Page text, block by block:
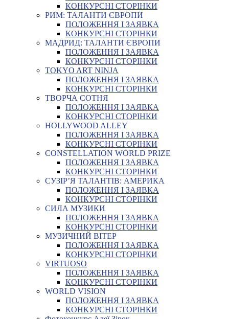
КОНКУРСНІ СТОРІНКИ
РИМ: ТАЛАНТИ ЄВРОПИ
ПОЛОЖЕННЯ І ЗАЯВКА
КОНКУРСНІ СТОРІНКИ
МАДРИД: ТАЛАНТИ ЄВРОПИ
ПОЛОЖЕННЯ І ЗАЯВКА
КОНКУРСНІ СТОРІНКИ
TOKYO ART NINJA
ПОЛОЖЕННЯ І ЗАЯВКА
КОНКУРСНІ СТОРІНКИ
ТВОРЧА СОТНЯ
ПОЛОЖЕННЯ І ЗАЯВКА
КОНКУРСНІ СТОРІНКИ
HOLLYWOOD ALLEY
ПОЛОЖЕННЯ І ЗАЯВКА
КОНКУРСНІ СТОРІНКИ
CONSTELLATION WORLD PRIZE
ПОЛОЖЕННЯ І ЗАЯВКА
КОНКУРСНІ СТОРІНКИ
СУЗІР’Я ТАЛАНТІВ: АМЕРИКА
ПОЛОЖЕННЯ І ЗАЯВКА
КОНКУРСНІ СТОРІНКИ
СИЛА МУЗИКИ
ПОЛОЖЕННЯ І ЗАЯВКА
КОНКУРСНІ СТОРІНКИ
МУЗИЧНИЙ ВІТЕР
ПОЛОЖЕННЯ І ЗАЯВКА
КОНКУРСНІ СТОРІНКИ
VIRTUOSO
ПОЛОЖЕННЯ І ЗАЯВКА
КОНКУРСНІ СТОРІНКИ
WORLD VISION
ПОЛОЖЕННЯ І ЗАЯВКА
КОНКУРСНІ СТОРІНКИ